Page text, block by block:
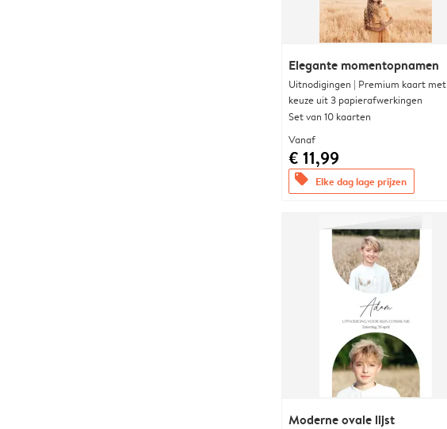
Elegante momentopnamen
Uitnodigingen | Premium kaart met
keuze uit 3 papierafwerkingen
Set van 10 kaarten
Vanaf
€ 11,99
offers Elke dag lage prijzen
Moderne ovale lijst